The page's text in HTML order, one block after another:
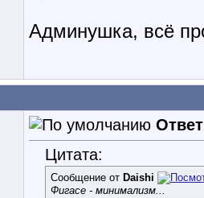
Админушка, всё
Цитата:
Сообщение от Daishi
Фигасе - минимализм...